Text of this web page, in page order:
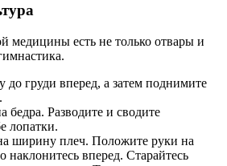
медицины есть не только отвары и
до груди вперед, а затем поднимите
бедра. Разводите и сводите
лопатки.
ширину плеч. Положите руки на
наклонитесь вперед. Старайтесь